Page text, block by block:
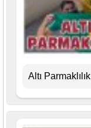
Altı Parmaklılık